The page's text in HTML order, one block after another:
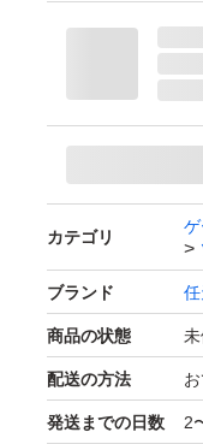
カテゴリ
ブランド
商品の状態
配送の方法
発送までの日数 2